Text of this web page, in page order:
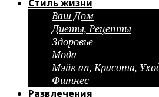
Стиль жизни
Ваш Дом
Диеты, Рецепты
Здоровье
Мода
Мэйк ап, Красота,
Фитнес
Развлечения